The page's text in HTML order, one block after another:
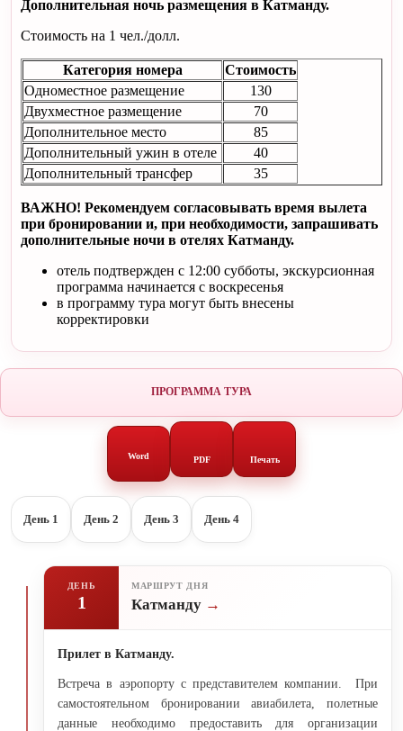
Дополнительная ночь размещения в Катманду.
Стоимость на 1 чел./долл.
Категория номера
Стоимость
Одноместное размещение
130
Двухместное размещение
70
Дополнительное место
85
Дополнительный ужин в отеле
40
Дополнительный трансфер
35
ВАЖНО! Рекомендуем согласовывать время вылета
при бронировании и, при необходимости, запрашивать
дополнительные ночи в отелях Катманду.
отель подтвержден с 12:00 субботы, экскурсионная
программа начинается с воскресенья
в программу тура могут быть внесены
корректировки
ПРОГРАММА ТУРА
Word PDF Печать
День 1 День 2 День 3 День 4
ДЕНЬ
1
МАРШРУТ ДНЯ
Катманду
Прилет в Катманду.
Встреча в аэропорту с представителем компании. При
самостоятельном бронировании авиабилета, полетные
данные необходимо предоставить для организации